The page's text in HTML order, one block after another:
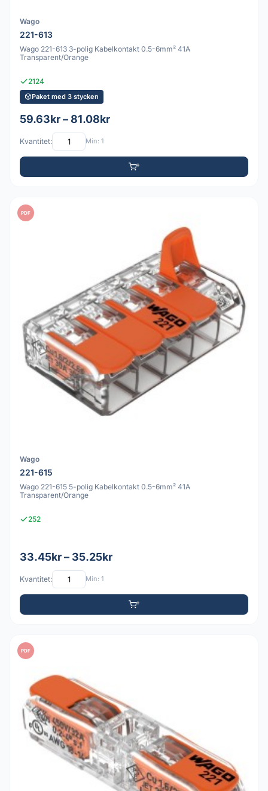
Wago
221-613
Wago 221-613 3-polig Kabelkontakt 0.5-6mm² 41A
Transparent/Orange
2124
Paket med 3 stycken
59.63kr – 81.08kr
Kvantitet: Min: 1
PDF
Wago
221-615
Wago 221-615 5-polig Kabelkontakt 0.5-6mm² 41A
Transparent/Orange
252
33.45kr – 35.25kr
Kvantitet: Min: 1
PDF